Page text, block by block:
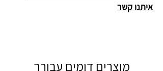
איתנו קשר
מוצרים דומים עבורך